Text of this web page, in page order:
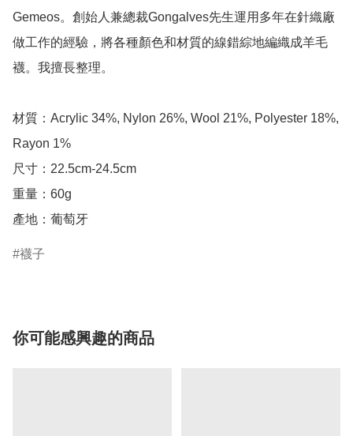
Gemeos。創始人兼總裁Gongalves先生運用多年在針織廠
做工作的經驗，將各種顏色和材質的線錯綜地編織成羊毛
襪。我擅長整理。
材質：Acrylic 34%, Nylon 26%, Wool 21%, Polyester 18%,
Rayon 1%
尺寸：22.5cm-24.5cm
重量：60g
產地：葡萄牙
襪子
你可能感興趣的商品